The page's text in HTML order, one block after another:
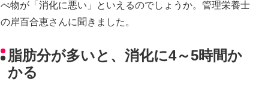
べ物が「消化に悪い」といえるのでしょうか。管理栄養士
の岸百合恵さんに聞きました。
脂肪分が多いと、消化に4～5時間か
かる